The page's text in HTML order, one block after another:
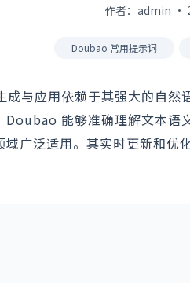
作者：admin ·
Doubao 常用提示词
与应用依赖于其强大的自然
Doubao 能够准确理解文本语
广泛适用。其实时更新和